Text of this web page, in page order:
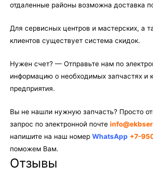
отдаленные районы возможна доставка
Для сервисных центров и мастерских, а
клиентов существует система скидок.
Нужен счет? — Отправьте нам по
информацию о необходимых запчастях и
предприятия.
Вы не нашли нужную запчасть? Просто
запрос по электронной почте
напишите на наш номер WhatsApp +7-
поможем Вам.
Отзывы